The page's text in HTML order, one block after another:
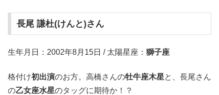
長尾 謙杜(けんと)さん
生年月日：2002年8月15日 / 太陽星座： 獅子座
格付け初出演のお方。高橋さんの牡牛座木星と、長尾さん
の乙女座水星のタッグに期待か！？